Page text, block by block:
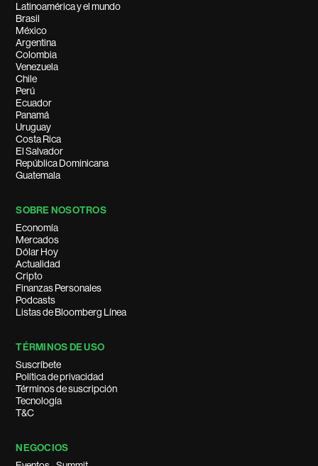
Latinoamérica y el mundo
Brasil
México
Argentina
Colombia
Venezuela
Chile
Perú
Ecuador
Panamá
Uruguay
Costa Rica
El Salvador
República Dominicana
Guatemala
SOBRE NOSOTROS
Economía
Mercados
Dólar Hoy
Actualidad
Cripto
Finanzas Personales
Podcasts
Listas de Bloomberg Línea
TÉRMINOS DE USO
Suscríbete
Política de privacidad
Términos de suscripción
Tecnología
T&C
NEGOCIOS